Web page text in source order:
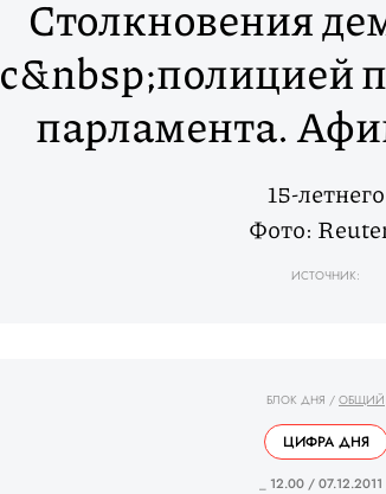
Столкновения
с&nbsp;полицией
парламента.
15-летнего
Фото:
ИСТОЧНИК:
БЛОК ДНЯ / ОБЩИЙ
ЦИФРА ДНЯ
_ 12.00 / 07.12.2011 _